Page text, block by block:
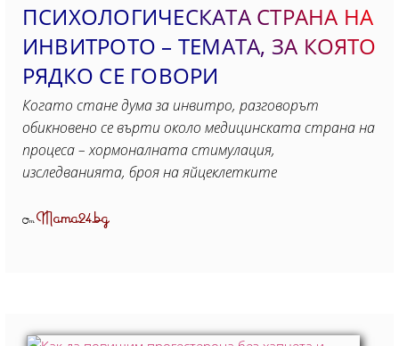
ПСИХОЛОГИЧЕСКАТА СТРАНА НА
ИНВИТРОТО – ТЕМАТА, ЗА КОЯТО
РЯДКО СЕ ГОВОРИ
Когато стане дума за инвитро, разговорът
обикновено се върти около медицинската страна на
процеса – хормоналната стимулация,
изследванията, броя на яйцеклетките
ОтMama24.bg